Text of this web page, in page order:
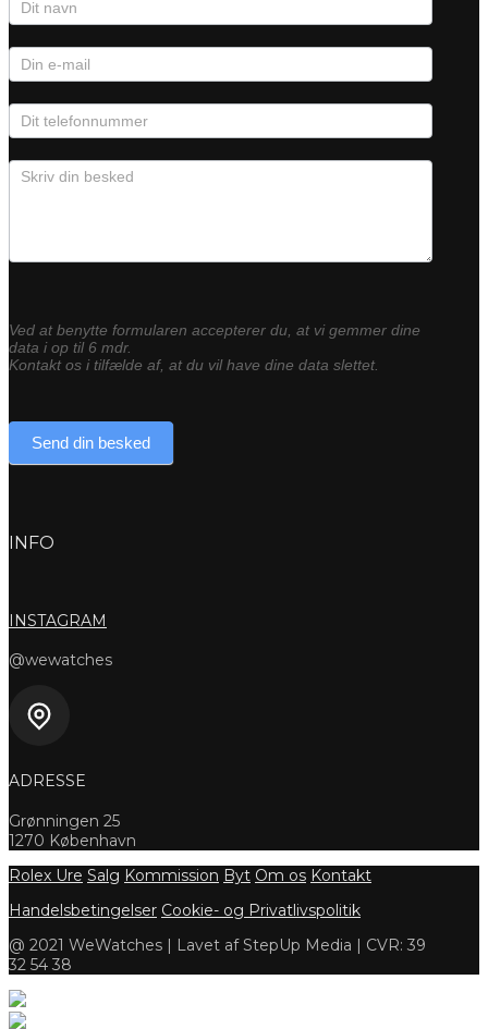
Ved at benytte formularen accepterer du, at vi gemmer dine
data i op til 6 mdr.
Kontakt os i tilfælde af, at du vil have dine data slettet.
Send din besked
INFO
INSTAGRAM
@wewatches
ADRESSE
Grønningen 25
1270 København
Rolex Ure Salg Kommission Byt Om os Kontakt
Handelsbetingelser Cookie- og Privatlivspolitik
@ 2021 WeWatches | Lavet af StepUp Media | CVR: 39
32 54 38